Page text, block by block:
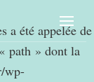
a été appelée de
path » dont la
wp-